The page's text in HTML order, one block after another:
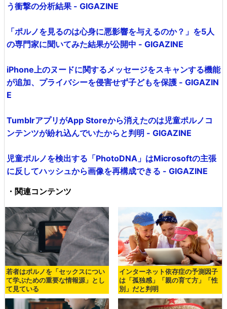
う衝撃の分析結果 - GIGAZINE
「ポルノを見るのは心身に悪影響を与えるのか？」を5人
の専門家に聞いてみた結果が公開中 - GIGAZINE
iPhone上のヌードに関するメッセージをスキャンする機能
が追加、プライバシーを侵害せず子どもを保護 - GIGAZIN
E
TumblrアプリがApp Storeから消えたのは児童ポルノコ
ンテンツが紛れ込んでいたからと判明 - GIGAZINE
児童ポルノを検出する「PhotoDNA」はMicrosoftの主張
に反してハッシュから画像を再構成できる - GIGAZINE
・関連コンテンツ
若者はポルノを「セックスについ
て学ぶための重要な情報源」とし
て見ている
インターネット依存症の予測因子
は「孤独感」「親の育て方」「性
別」だと判明